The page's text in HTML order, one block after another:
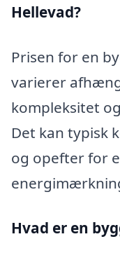
Hellevad?
Prisen for en
varierer
kompleksitet
Det kan typisk
og opefter for
Hvad er en